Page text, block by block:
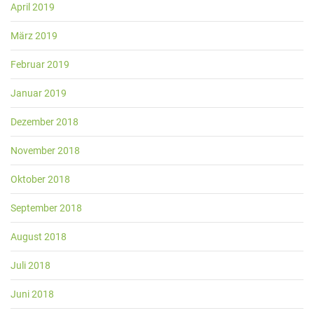
April 2019
März 2019
Februar 2019
Januar 2019
Dezember 2018
November 2018
Oktober 2018
September 2018
August 2018
Juli 2018
Juni 2018